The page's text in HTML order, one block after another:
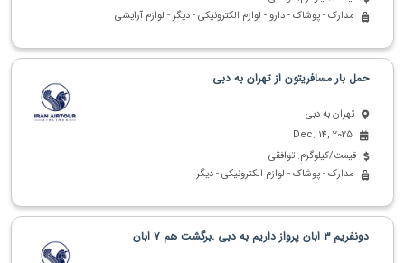
مدارک - پوشاک - دارو - لوازم الکترونیکی - دیگر - لوازم آرایشی
حمل بار مسافریتون از تهران به دبی
تهران به دبی
Dec. 14, 2025
قیمت/کیلوگرم: توافقی
مدارک - پوشاک - لوازم الکترونیکی - دیگر
دو‌نفریم ۳ ابان پرواز داریم به دبی .برگشت هم ۷ ابان